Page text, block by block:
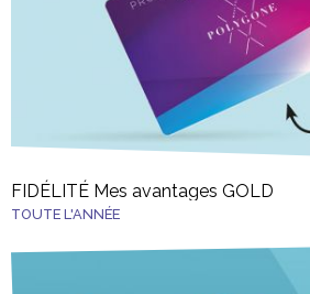
FIDÉLITÉ Mes avantages GOLD
TOUTE L'ANNÉE